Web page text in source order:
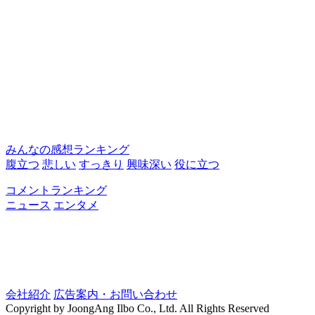
みんなの感想ランキング
腹立つ 悲しい すっきり 興味深い 役に立つ
コメントランキング
ニュース エンタメ
会社紹介 広告案内・お問い合わせ
Copyright by JoongAng Ilbo Co., Ltd. All Rights Reserved